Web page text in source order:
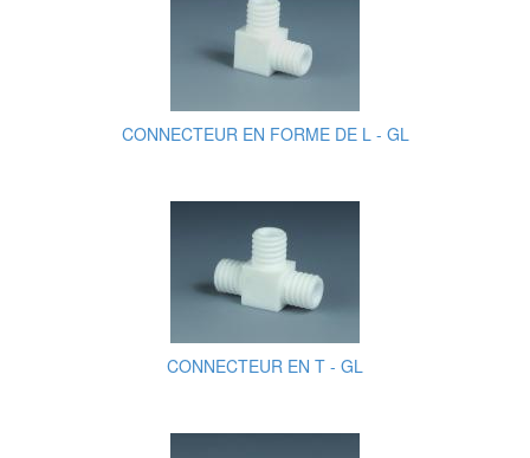
CONNECTEUR EN FORME DE L - GL
CONNECTEUR EN T - GL